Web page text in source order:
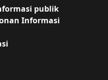
publik
Informasi